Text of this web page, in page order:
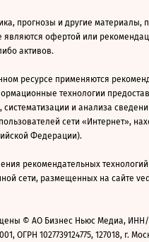
прогнозы и другие материалы,
являются офертой или
активов.
ресурсе применяются
технологии
систематизации и анализа
сети «Интернет»,
Федерации).
рекомендательных
сети, размещенных на сайте
© АО Бизнес Ньюс Медиа,
ОГРН 1027739124775, 127018, г.